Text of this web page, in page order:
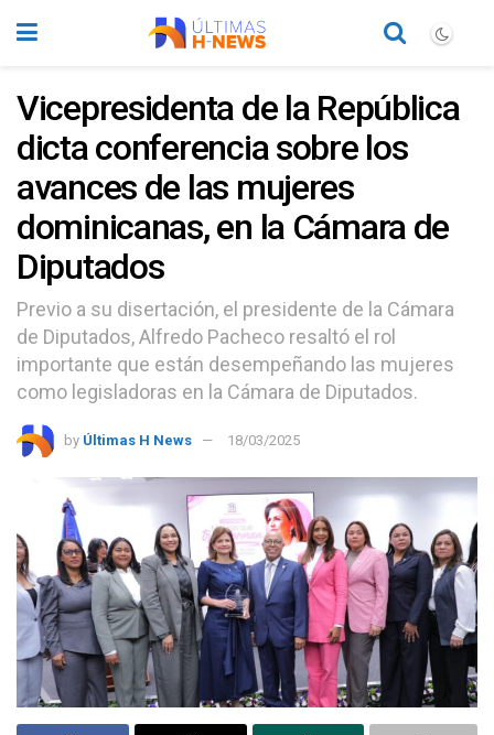
Vicepresidenta de la República
dicta conferencia sobre los
avances de las mujeres
dominicanas, en la Cámara de
Diputados
Previo a su disertación, el presidente de la Cámara
de Diputados, Alfredo Pacheco resaltó el rol
importante que están desempeñando las mujeres
como legisladoras en la Cámara de Diputados.
by Últimas H News 18/03/2025